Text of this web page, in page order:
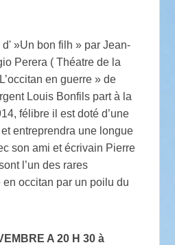
»Un bon filh » par Jean-
Perera ( Théatre de la
en guerre » de
Louis Bonfils part à la
félibre il est doté d’une
entreprendra une longue
son ami et écrivain Pierre
l’un des rares
occitan par un poilu du
A 20 H 30 à